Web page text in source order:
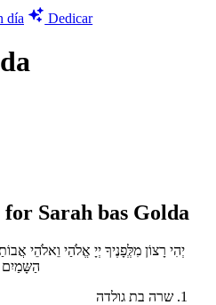
día
Dedicar
Sarah bas Golda
יְהִי רָצוֹן מִלְְּפָנֶיךָ יְיָ אֱלֹהַי וֵאלֹהֵי
הַשָּמַיִם
שרה בת גולדה